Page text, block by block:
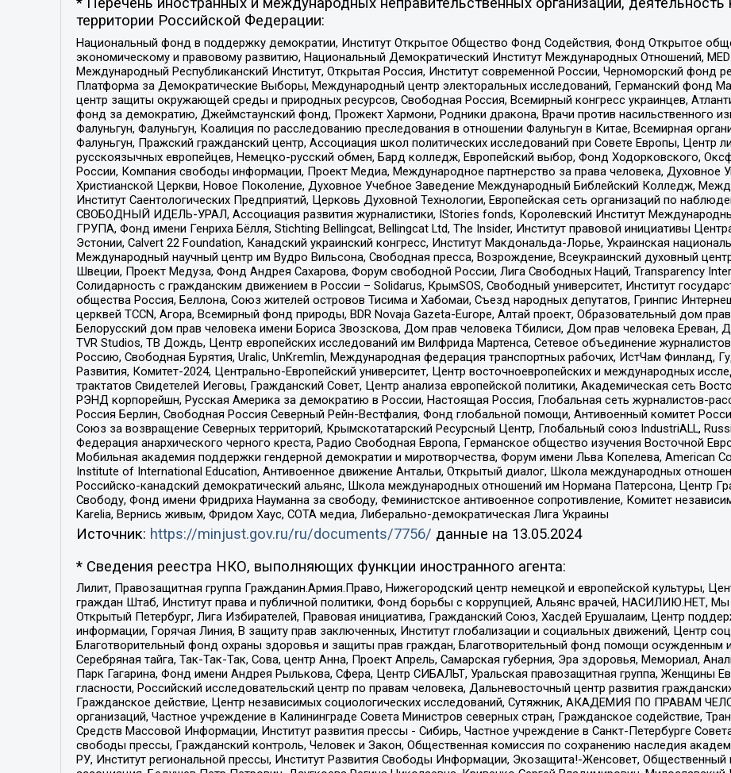
территории Российской Федерации:
Национальный фонд в поддержку демократии, Институт Открытое Общество Фонд Содействия, Фонд Открытое
экономическому и правовому развитию, Национальный Демократический Институт Международных Отношений, MEDIA
Международный Республиканский Институт, Открытая Россия, Институт современной России, Черноморский фонд
Платформа за Демократические Выборы, Международный центр электоральных исследований, Германский фонд
центр защиты окружающей среды и природных ресурсов, Свободная Россия, Всемирный конгресс украинцев,
фонд за демократию, Джеймстаунский фонд, Прожект Хармони, Родники дракона, Врачи против насильственного
Фалуньгун, Фалуньгун, Коалиция по расследованию преследования в отношении Фалуньгун в Китае, Всемирная
Фалуньгун, Пражский гражданский центр, Ассоциация школ политических исследований при Совете Европы, Центр
русскоязычных европейцев, Немецко-русский обмен, Бард колледж, Европейский выбор, Фонд Ходорковского,
России, Компания свободы информации, Проект Медиа, Международное партнерство за права человека, Духовное
Христианской Церкви, Новое Поколение, Духовное Учебное Заведение Международный Библейский Колледж,
Институт Саентологических Предприятий, Церковь Духовной Технологии, Европейская сеть организаций по
СВОБОДНЫЙ ИДЕЛЬ-УРАЛ, Ассоциация развития журналистики, IStories fonds, Королевский Институт
ГРУПА, Фонд имени Генриха Бёлля, Stichting Bellingcat, Bellingcat Ltd, The Insider, Институт правовой инициативы
Эстонии, Calvert 22 Foundation, Канадский украинский конгресс, Институт Макдональда-Лорье, Украинская
Международный научный центр им Вудро Вильсона, Свободная пресса, Возрождение, Всеукраинский духовный
Швеции, Проект Медуза, Фонд Андрея Сахарова, Форум свободной России, Лига Свободных Наций, Transparеncy
Солидарность с гражданским движением в России – Solidarus, КрымSOS, Свободный университет, Институт
общества Россия, Беллона, Союз жителей островов Тисима и Хабомаи, Съезд народных депутатов, Гринпис
церквей TCCN, Агора, Всемирный фонд природы, BDR Novaja Gazeta-Europe, Алтай проект, Образовательный дом
Белорусский дом прав человека имени Бориса Звозскова, Дом прав человека Тбилиси, Дом прав человека Ереван,
TVR Studios, ТВ Дождь, Центр европейских исследований им Вилфрида Мартенса, Сетевое объединение
Россию, Свободная Бурятия, Uralic, UnKremlin, Международная федерация транспортных рабочих, ИстЧам Финланд,
Развития, Комитет-2024, Центрально-Европейский университет, Центр восточноевропейских и международных
трактатов Свидетелей Иеговы, Гражданский Совет, Центр анализа европейской политики, Академическая сеть
РЭНД корпорейшн, Русская Америка за демократию в России, Настоящая Россия, Глобальная сеть журналистов-
Россия Берлин, Свободная Россия Северный Рейн-Вестфалия, Фонд глобальной помощи, Антивоенный комитет
Союз за возвращение Северных территорий, Крымскотатарский Ресурсный Центр, Глобальный союз IndustriALL,
Федерация анархического черного креста, Радио Свободная Европа, Германское общество изучения Восточной
Мобильная академия поддержки гендерной демократии и миротворчества, Форум имени Льва Копелева, American
Institute of International Education, Антивоенное движение Антальи, Открытый диалог, Школа международных
Российско-канадский демократический альянс, Школа международных отношений им Нормана Патерсона, Центр
Свободу, Фонд имени Фридриха Науманна за свободу, Феминистское антивоенное сопротивление, Комитет
Karelia, Вернись живым, Фридом Хаус, СОТА медиа, Либерально-демократическая Лига Украины
Источник: https://minjust.gov.ru/ru/documents/7756/ данные на 13.05.2024
* Сведения реестра НКО, выполняющих функции иностранного агента:
Лилит, Правозащитная группа Гражданин.Армия.Право, Нижегородский центр немецкой и европейской культуры,
граждан Штаб, Институт права и публичной политики, Фонд борьбы с коррупцией, Альянс врачей, НАСИЛИЮ.НЕТ,
Открытый Петербург, Лига Избирателей, Правовая инициатива, Гражданский Союз, Хасдей Ерушалаим, Центр
информации, Горячая Линия, В защиту прав заключенных, Институт глобализации и социальных движений, Центр
Благотворительный фонд охраны здоровья и защиты прав граждан, Благотворительный фонд помощи осужденным
Серебряная тайга, Так-Так-Так, Сова, центр Анна, Проект Апрель, Самарская губерния, Эра здоровья, Мемориал,
Парк Гагарина, Фонд имени Андрея Рылькова, Сфера, Центр СИБАЛЬТ, Уральская правозащитная группа, Женщины
гласности, Российский исследовательский центр по правам человека, Дальневосточный центр развития
Гражданское действие, Центр независимых социологических исследований, Сутяжник, АКАДЕМИЯ ПО ПРАВАМ
организаций, Частное учреждение в Калининграде Совета Министров северных стран, Гражданское содействие,
Средств Массовой Информации, Институт развития прессы - Сибирь, Частное учреждение в Санкт-Петербурге
свободы прессы, Гражданский контроль, Человек и Закон, Общественная комиссия по сохранению наследия
РУ, Институт региональной прессы, Институт Развития Свободы Информации, Экозащита!-Женсовет, Общественный